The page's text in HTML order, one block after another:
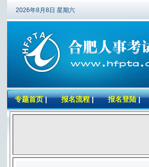
2026年8月8日 星期六
专题首页 | 报名流程| 报名登陆 |